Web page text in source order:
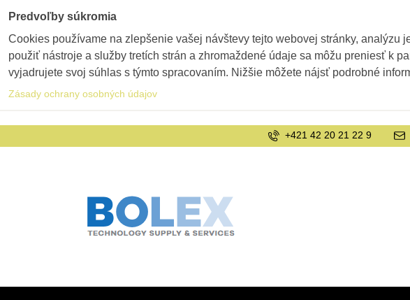
+421 42 20 21 22 9
Predvoľby súkromia
Cookies používame na zlepšenie vašej návštevy tejto webovej stránky,
použiť nástroje a služby tretích strán a zhromaždené údaje sa môžu preniesť k
vyjadrujete svoj súhlas s týmto spracovaním. Nižšie môžete nájsť podrobné
Zásady ochrany osobných údajov